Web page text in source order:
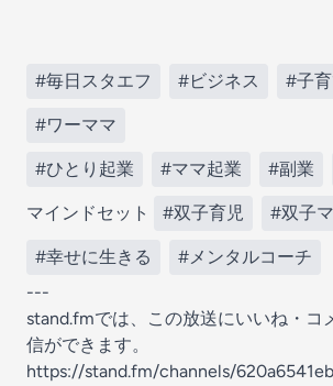
#毎日スタエフ #ビジネス #子
#ワーママ
#ひとり起業 #ママ起業 #副業
マインドセット #双子育児 #双子
#幸せに生きる
#メンタルコーチ
---
stand.fmでは、この放送にいいね・コ
信ができます。
https://stand.fm/channels/